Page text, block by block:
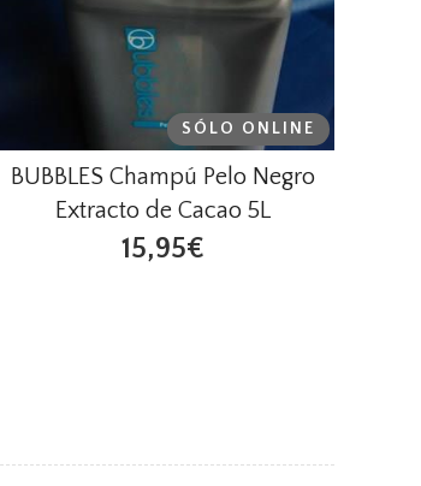
SÓLO ONLINE
BUBBLES Champú Pelo Negro
Extracto de Cacao 5L
15,95€